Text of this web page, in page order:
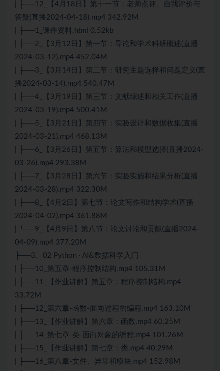
| ├──12_【4月18日】第十一节：老师点评、自我评价与
答疑(直播2024-04-18).mp4 342.92M
| ├──1_课件资料.html 0.52kb
| ├──2_【3月12日】第一节：导论和学术科研概述(直播
2024-03-12).mp4 452.04M
| ├──3_【3月14日】第二节：研究主题选择和问题定义(直
播2024-03-14).mp4 540.47M
| ├──4_【3月19日】第三节：文献综述和相关工作(直播
2024-03-19).mp4 500.41M
| ├──5_【3月21日】第四节：实验设计和数据收集(直播
2024-03-21).mp4 468.13M
| ├──6_【3月26日】第五节：算法和模型选择(直播2024-
03-26).mp4 293.38M
| ├──7_【3月28日】第六节：实验实施和结果分析(直播
2024-03-28).mp4 322.30M
| ├──8_【4月2日】第七节：论文写作和结构学术(直播
2024-04-02).mp4 361.88M
| └──9_【4月9日】第八节：论文讨论和贡献(直播2024-
04-09).mp4 377.20M
├──3、02 Python · AI&数据科学入门
| ├──10_第五章-程序控制结构.mp4 105.31M
| ├──11_【作业讲解】第五章：程序控制结构.mp4
33.72M
| ├──12_第六章-函数-面向过程的编程.mp4 163.10M
| ├──13_【作业讲解】第六章：函数.mp4 60.25M
| ├──14_第七章-类-面向对象的编程.mp4 101.26M
| ├──15_【作业讲解】第七章：类.mp4 40.29M
| ├──16_第八章-文件、异常和模块.mp4 152.98M